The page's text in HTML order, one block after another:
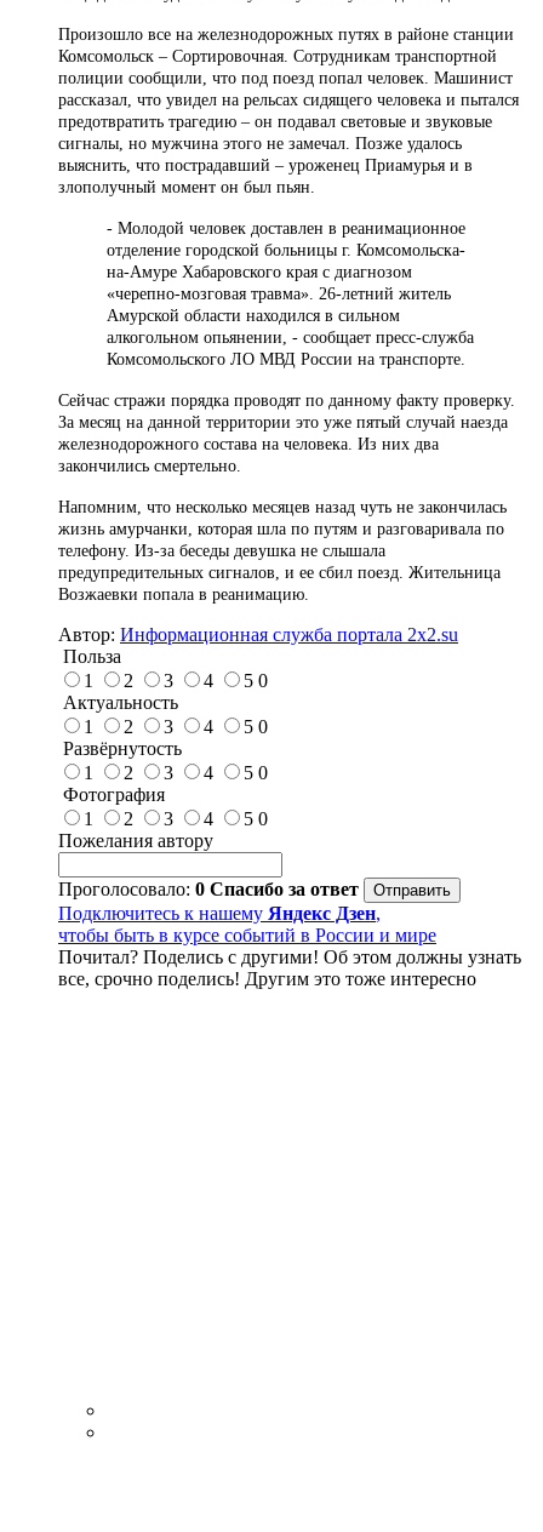
Произошло все на железнодорожных путях в районе станции
Комсомольск – Сортировочная. Сотрудникам транспортной
полиции сообщили, что под поезд попал человек. Машинист
рассказал, что увидел на рельсах сидящего человека и пытался
предотвратить трагедию – он подавал световые и звуковые
сигналы, но мужчина этого не замечал. Позже удалось
выяснить, что пострадавший – уроженец Приамурья и в
злополучный момент он был пьян.
- Молодой человек доставлен в реанимационное
отделение городской больницы г. Комсомольска-
на-Амуре Хабаровского края с диагнозом
«черепно-мозговая травма». 26-летний житель
Амурской области находился в сильном
алкогольном опьянении, - сообщает пресс-служба
Комсомольского ЛО МВД России на транспорте.
Сейчас стражи порядка проводят по данному факту проверку.
За месяц на данной территории это уже пятый случай наезда
железнодорожного состава на человека. Из них два
закончились смертельно.
Напомним, что несколько месяцев назад чуть не закончилась
жизнь амурчанки, которая шла по путям и разговаривала по
телефону. Из-за беседы девушка не слышала
предупредительных сигналов, и ее сбил поезд. Жительница
Возжаевки попала в реанимацию.
Автор: Информационная служба портала 2x2.su
Польза
1
2 3 4 5 0
Актуальность
1
2 3 4 5 0
Развёрнутость
1
2 3 4 5 0
Фотография
1
2 3 4 5 0
Пожелания автору
Проголосовало: 0 Спасибо за ответ
Подключитесь к нашему Яндекс Дзен,
чтобы быть в курсе событий в России и мире
Почитал? Поделись с другими! Об этом должны узнать
все, срочно поделись! Другим это тоже интересно